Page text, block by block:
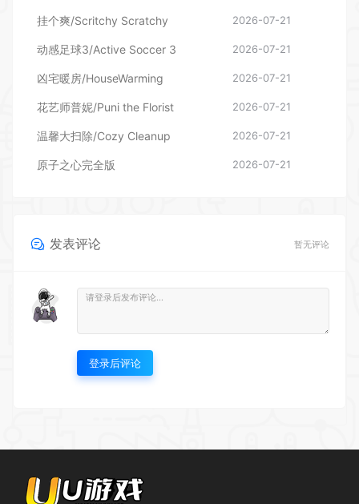
挂个爽/Scritchy Scratchy 2026-07-21
动感足球3/Active Soccer 3 2026-07-21
凶宅暖房/HouseWarming 2026-07-21
花艺师普妮/Puni the Florist 2026-07-21
温馨大扫除/Cozy Cleanup 2026-07-21
原子之心完全版 2026-07-21
发表评论 暂无评论
登录后评论